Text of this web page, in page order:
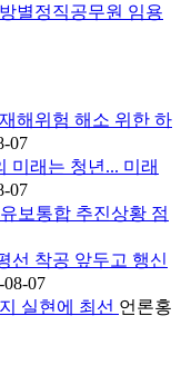
별정직공무원 임용
해위험 해소 위한 하
07
미래는 청년... 미래
07
보통합 추진상황 점
선 착공 앞두고 행신
08-07
실현에 최선 언론홍